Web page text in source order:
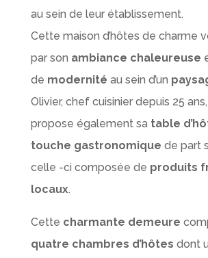
au sein de leur établissement.
Cette maison d’hôtes de charme
par son ambiance chaleureuse
de modernité au sein d’un
Olivier, chef cuisinier depuis 25
propose également sa table
touche gastronomique de part
celle -ci composée de produits
locaux.
Cette charmante demeure
quatre chambres d’hôtes dont